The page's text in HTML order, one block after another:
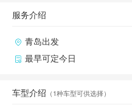
服务介绍
青岛出发
最早可定今日
车型介绍 （1种车型可供选择）